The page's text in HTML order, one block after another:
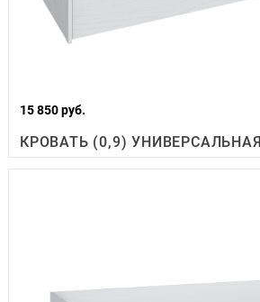
15 850 руб.
КРОВАТЬ (0,9) УНИВЕРСАЛЬНАЯ